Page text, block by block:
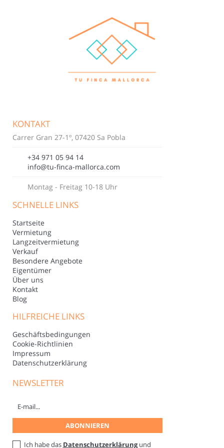
KONTAKT
Carrer Gran 27-1º, 07420 Sa Pobla
+34 971 05 94 14
info@tu-finca-mallorca.com
Montag - Freitag 10-18 Uhr
SCHNELLE LINKS
Startseite
Vermietung
Langzeitvermietung
Verkauf
Besondere Angebote
Eigentümer
Über uns
Kontakt
Blog
HILFREICHE LINKS
Geschäftsbedingungen
Cookie-Richtlinien
Impressum
Datenschutzerklärung
NEWSLETTER
Ich habe das Datenschutzerklärungund